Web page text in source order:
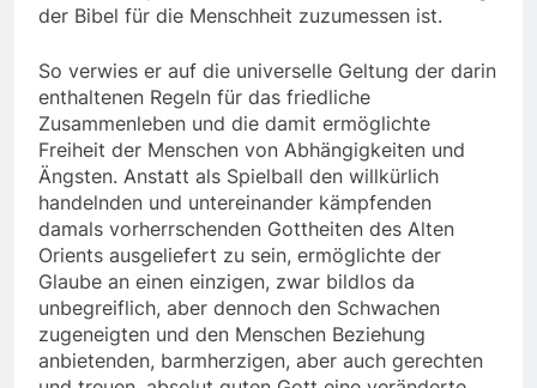
der Bibel für die Menschheit zuzumessen ist.
So verwies er auf die universelle Geltung der darin
enthaltenen Regeln für das friedliche
Zusammenleben und die damit ermöglichte
Freiheit der Menschen von Abhängigkeiten und
Ängsten. Anstatt als Spielball den willkürlich
handelnden und untereinander kämpfenden
damals vorherrschenden Gottheiten des Alten
Orients ausgeliefert zu sein, ermöglichte der
Glaube an einen einzigen, zwar bildlos da
unbegreiflich, aber dennoch den Schwachen
zugeneigten und den Menschen Beziehung
anbietenden, barmherzigen, aber auch gerechten